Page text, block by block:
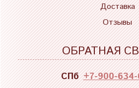
Доставка
Отзывы
ОБРАТНАЯ
СПб +7-900-